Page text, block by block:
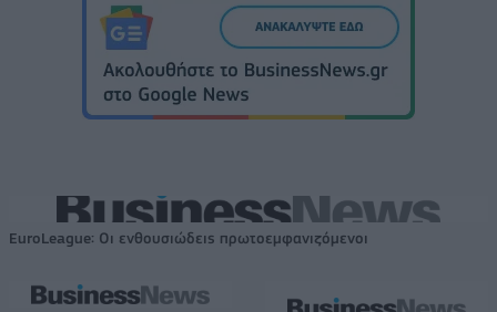
EuroLeague: Οι ενθουσιώδεις πρωτοεμφανιζόμενοι